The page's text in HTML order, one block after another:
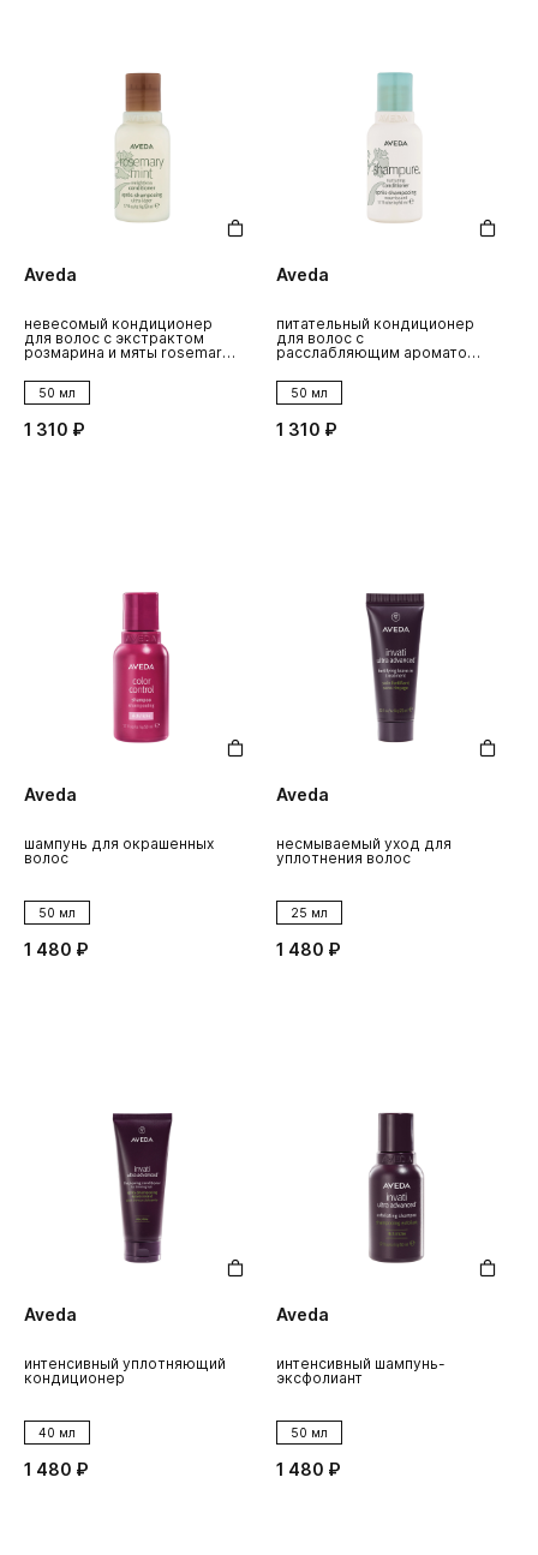
Aveda
невесомый кондиционер
для волос с экстрактом
розмарина и мяты rosemary
mint
50 мл
1 310 ₽
Aveda
питательный кондиционер
для волос с
расслабляющим ароматом
shampure
50 мл
1 310 ₽
Aveda
шампунь для окрашенных
волос
50 мл
1 480 ₽
Aveda
несмываемый уход для
уплотнения волос
25 мл
1 480 ₽
Aveda
интенсивный уплотняющий
кондиционер
40 мл
1 480 ₽
Aveda
интенсивный шампунь-
эксфолиант
50 мл
1 480 ₽